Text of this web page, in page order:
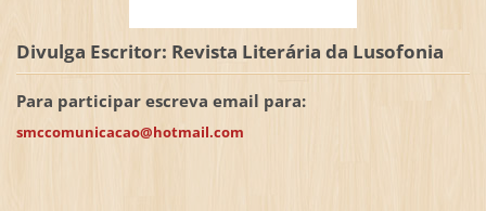
Divulga Escritor: Revista Literária da Lusofonia
Para participar escreva email para:
smccomunicacao@hotmail.com